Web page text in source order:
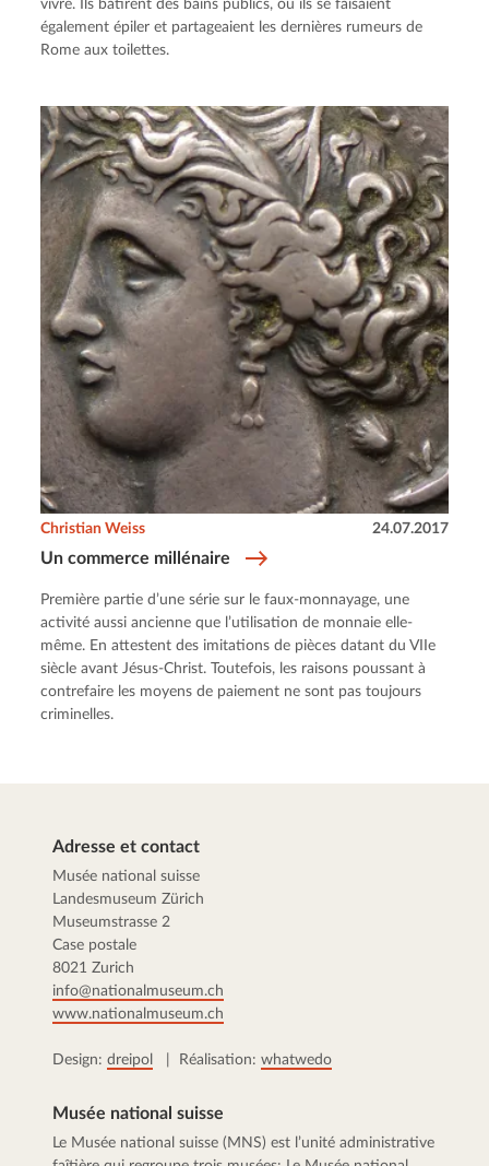
vivre. Ils bâtirent des bains publics, où ils se faisaient
également épiler et partageaient les dernières rumeurs de
Rome aux toilettes.
Un commerce millénaire
Christian Weiss 24.07.2017
Première partie d’une série sur le faux-monnayage, une
activité aussi ancienne que l’utilisation de monnaie elle-
même. En attestent des imitations de pièces datant du VIIe
siècle avant Jésus-Christ. Toutefois, les raisons poussant à
contrefaire les moyens de paiement ne sont pas toujours
criminelles.
Adresse et contact
Musée national suisse
Landesmuseum Zürich
Museumstrasse 2
Case postale
8021 Zurich
info@nationalmuseum.ch
www.nationalmuseum.ch
Design: dreipol | Réalisation: whatwedo
Musée national suisse
Le Musée national suisse (MNS) est l’unité administrative